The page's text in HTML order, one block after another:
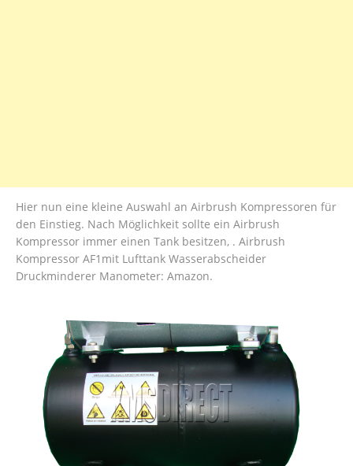
Hier nun eine kleine Auswahl an Airbrush Kompressoren für
den Einstieg. Nach Möglichkeit sollte ein Airbrush
Kompressor immer einen Tank besitzen, . Airbrush
Kompressor AF1mit Lufttank Wasserabscheider
Druckminderer Manometer: Amazon.